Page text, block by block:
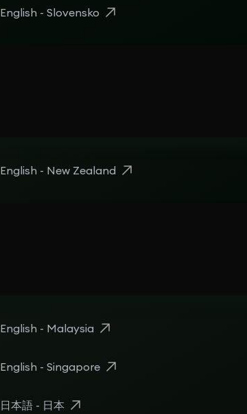
English - Slovensko
English - New Zealand
English - Malaysia
English - Singapore
日本語 - 日本